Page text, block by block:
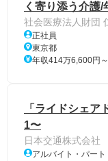
く寄り添う介護/
社会医療法人財団
正社員
東京都
年収414万6,600円
「ライドシェア
1〜
日本交通株式会社
アルバイト・パート